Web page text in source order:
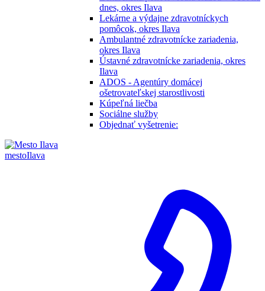
dnes, okres Ilava
Lekárne a výdajne zdravotníckych
pomôcok, okres Ilava
Ambulantné zdravotnícke zariadenia,
okres Ilava
Ústavné zdravotnícke zariadenia, okres
Ilava
ADOS - Agentúry domácej
ošetrovateľskej starostlivosti
Kúpeľná liečba
Sociálne služby
Objednať vyšetrenie:
mestoIlava